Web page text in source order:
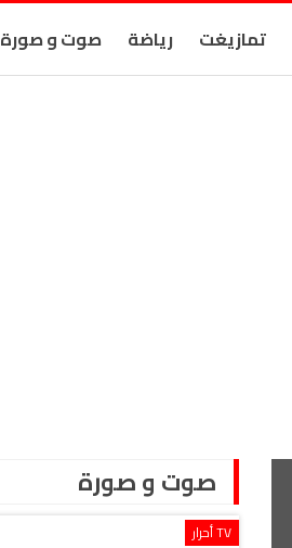
تمازيغت رياضة صوت و صورة
صوت و صورة
TV أحرار